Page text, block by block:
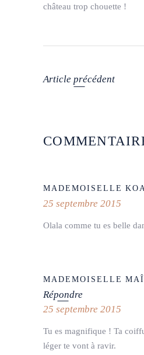
château trop chouette !
Article précédent
MADEMOISELLE
25 septembre 2015
Olala comme tu es belle
MADEMOISELLE
Répondre
25 septembre 2015
Tu es magnifique ! Ta
léger te vont à ravir.